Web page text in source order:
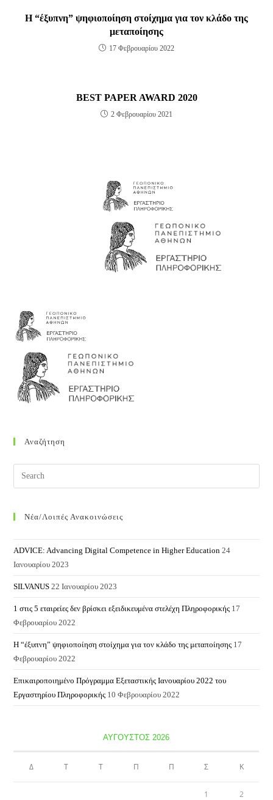
Η “έξυπνη” ψηφιοποίηση στοίχημα για τον κλάδο της
μεταποίησης
17 Φεβρουαρίου 2022
BEST PAPER AWARD 2020
2 Φεβρουαρίου 2021
Αναζήτηση
Nέα/Λοιπές Ανακοινώσεις
ADVICE: Advancing Digital Competence in Higher Education 24
Ιανουαρίου 2023
SILVANUS 22 Ιανουαρίου 2023
1 στις 5 εταιρείες δεν βρίσκει εξειδικευμένα στελέχη Πληροφορικής 17
Φεβρουαρίου 2022
Η “έξυπνη” ψηφιοποίηση στοίχημα για τον κλάδο της μεταποίησης 17
Φεβρουαρίου 2022
Επικαιροποιημένο Πρόγραμμα Εξεταστικής Ιανουαρίου 2022 του
Εργαστηρίου Πληροφορικής 10 Φεβρουαρίου 2022
ΑΎΓΟΥΣΤΟΣ 2026
Δ Τ Τ Π Π Σ Κ
1 2